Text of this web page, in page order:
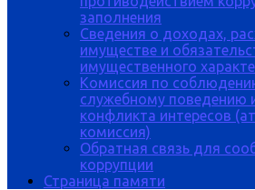
заполнения
Сведения о доходах,
имуществе и
имущественного
Комиссия по
служебному поведению
конфликта интересов
комиссия)
Обратная связь для
коррупции
Страница памяти